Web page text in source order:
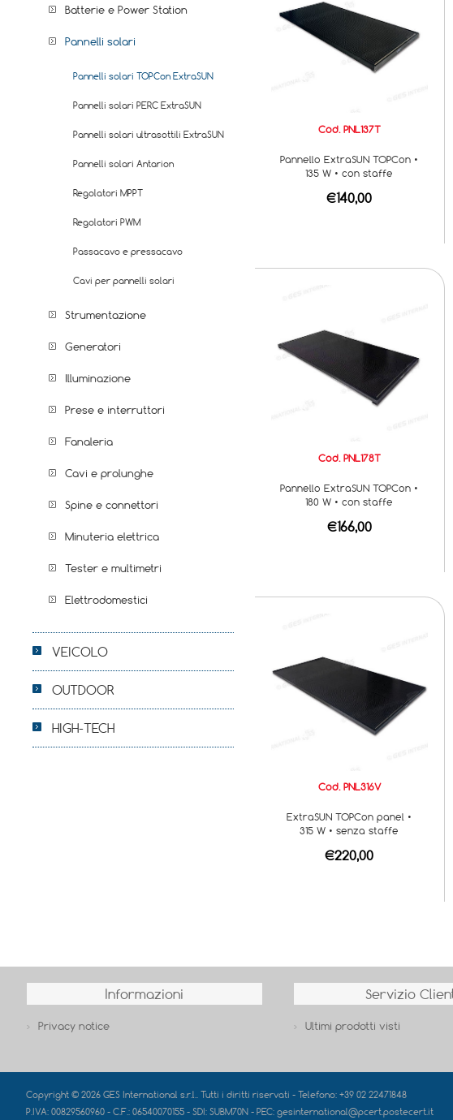
Cod. PNL137T
Pannello ExtraSUN TOPCon •
135 W • con staffe
€140,00
Cod. PNL178T
Pannello ExtraSUN TOPCon •
180 W • con staffe
€166,00
Cod. PNL316V
ExtraSUN TOPCon panel •
315 W • senza staffe
€220,00
Batterie e Power Station
Pannelli solari
Pannelli solari TOPCon ExtraSUN
Pannelli solari PERC ExtraSUN
Pannelli solari ultrasottili ExtraSUN
Pannelli solari Antarion
Regolatori MPPT
Regolatori PWM
Passacavo e pressacavo
Cavi per pannelli solari
Strumentazione
Generatori
Illuminazione
Prese e interruttori
Fanaleria
Cavi e prolunghe
Spine e connettori
Minuteria elettrica
Tester e multimetri
Elettrodomestici
VEICOLO
OUTDOOR
HIGH-TECH
Informazioni
Privacy notice
Servizio
Ultimi prodotti visti
Copyright © 2026 GES International s.r.l.. Tutti i diritti riservati - Telefono: +39 02 22471848
P.IVA: 00829560960 - C.F.: 06540070155 - SDI: SUBM70N - PEC: gesinternational@pcert.postecert.it